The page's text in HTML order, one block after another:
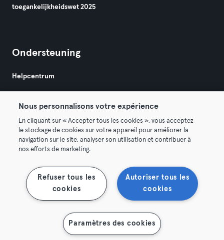
toegankelijkheidswet 2025
Ondersteuning
Helpcentrum
Algemene Voorwaarden
Membership opzeggen Trek hier je contract terug
Nous personnalisons votre expérience
En cliquant sur « Accepter tous les cookies », vous acceptez
le stockage de cookies sur votre appareil pour améliorer la
navigation sur le site, analyser son utilisation et contribuer à
nos efforts de marketing.
Autoriser tous les
cookies
Refuser tous les
cookies
Paramètres des cookies